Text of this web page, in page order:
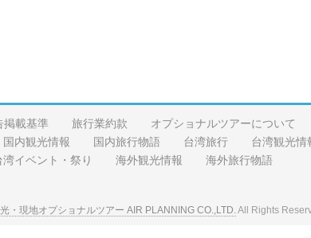
掲載基準 旅行業約款 オプショナルツアーについて
国内観光情報 国内旅行物語 台湾旅行 台湾観光情
湾イベント・祭り 海外観光情報 海外旅行物語
・現地オプショナルツアー AIR PLANNING CO.,LTD.All Rights